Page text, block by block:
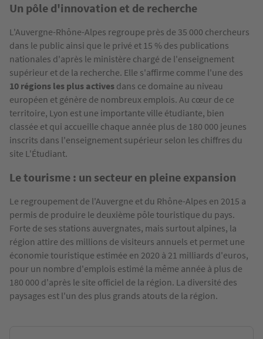
Un pôle d'innovation et de recherche
L'Auvergne-Rhône-Alpes regroupe près de 35 000 chercheurs
dans le public ainsi que le privé et 15 % des publications
nationales d'après le ministère chargé de l'enseignement
supérieur et de la recherche. Elle s'affirme comme l'une des
10 régions les plus actives dans ce domaine au niveau
européen et génère de nombreux emplois. Au cœur de ce
territoire, Lyon est une importante ville étudiante, bien
classée et qui accueille chaque année plus de 180 000 jeunes
inscrits dans l'enseignement supérieur selon les chiffres du
site L'Étudiant.
Le tourisme : un secteur en pleine expansion
Le regroupement de l'Auvergne et du Rhône-Alpes en 2015 a
permis de produire le deuxième pôle touristique du pays.
Forte de ses stations auvergnates, mais surtout alpines, la
région attire des millions de visiteurs annuels et permet une
économie touristique estimée en 2020 à 21 milliards d'euros,
pour un nombre d'emplois estimé la même année à plus de
180 000 d'après le site officiel de la région. La diversité des
paysages est l'un des plus grands atouts de la région.